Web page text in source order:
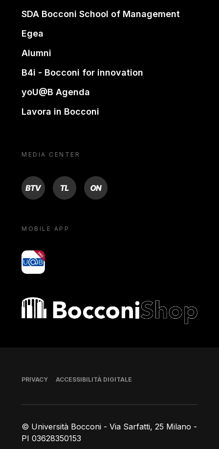
SDA Bocconi School of Management
Egea
Alumni
B4i - Bocconi for innovation
yoU@B Agenda
Lavora in Bocconi
MEDIA CENTER
BTV TL ON
MOBILE APP
yoU@B
Bocconi shop
© Università Bocconi - Via Sarfatti, 25 Milano -
PI 03628350153
Piè di pagina
PRIVACY ACCESSIBILITÀ DIGITALE